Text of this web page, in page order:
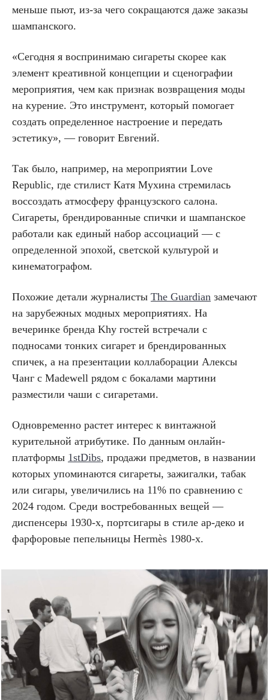
меньше пьют, из-за чего сокращаются даже заказы
шампанского.
«Сегодня я воспринимаю сигареты скорее как
элемент креативной концепции и сценографии
мероприятия, чем как признак возвращения моды
на курение. Это инструмент, который помогает
создать определенное настроение и передать
эстетику», — говорит Евгений.
Так было, например, на мероприятии Love
Republic, где стилист Катя Мухина стремилась
воссоздать атмосферу французского салона.
Сигареты, брендированные спички и шампанское
работали как единый набор ассоциаций — с
определенной эпохой, светской культурой и
кинематографом.
Похожие детали журналисты The Guardian замечают
на зарубежных модных мероприятиях. На
вечеринке бренда Khy гостей встречали с
подносами тонких сигарет и брендированных
спичек, а на презентации коллаборации Алексы
Чанг с Madewell рядом с бокалами мартини
разместили чаши с сигаретами.
Одновременно растет интерес к винтажной
курительной атрибутике. По данным онлайн-
платформы 1stDibs, продажи предметов, в названии
которых упоминаются сигареты, зажигалки, табак
или сигары, увеличились на 11% по сравнению с
2024 годом. Среди востребованных вещей —
диспенсеры 1930-х, портсигары в стиле ар-деко и
фарфоровые пепельницы Hermès 1980-х.